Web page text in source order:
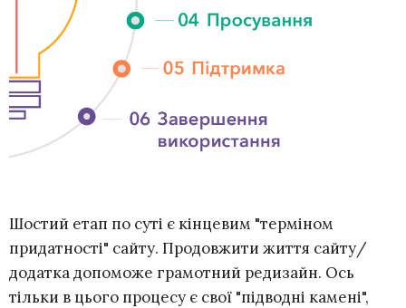
Шостий етап по суті є кінцевим "терміном
придатності" сайту. Продовжити життя сайту/
додатка допоможе грамотний редизайн. Ось
тільки в цього процесу є свої "підводні камені",